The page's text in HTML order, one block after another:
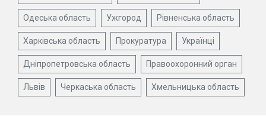
Одеська область Ужгород Рівненська область
Харківська область Прокуратура Українці
Дніпропетровська область Правоохоронний орган
Львів Черкаська область Хмельницька область